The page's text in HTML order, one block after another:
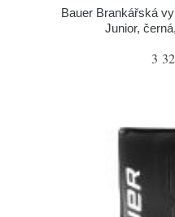
Bauer Brankářská
Junior,
3